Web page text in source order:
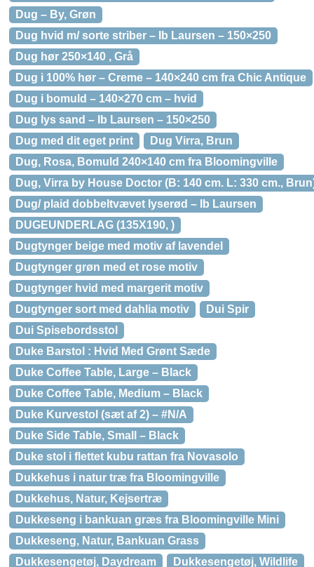
Dug – By, Grøn
Dug hvid m/ sorte striber – Ib Laursen – 150×250
Dug hør 250×140 , Grå
Dug i 100% hør – Creme – 140×240 cm fra Chic Antique
Dug i bomuld – 140×270 cm – hvid
Dug lys sand – Ib Laursen – 150×250
Dug med dit eget print
Dug Virra, Brun
Dug, Rosa, Bomuld 240×140 cm fra Bloomingville
Dug, Virra by House Doctor (B: 140 cm. L: 330 cm.,
Dug/ plaid dobbeltvævet lyserød – Ib Laursen
DUGEUNDERLAG (135X190, )
Dugtynger beige med motiv af lavendel
Dugtynger grøn med et rose motiv
Dugtynger hvid med margerit motiv
Dugtynger sort med dahlia motiv
Dui Spir
Dui Spisebordsstol
Duke Barstol : Hvid Med Grønt Sæde
Duke Coffee Table, Large – Black
Duke Coffee Table, Medium – Black
Duke Kurvestol (sæt af 2) – #N/A
Duke Side Table, Small – Black
Duke stol i flettet kubu rattan fra Novasolo
Dukkehus i natur træ fra Bloomingville
Dukkehus, Natur, Kejsertræ
Dukkeseng i bankuan græs fra Bloomingville Mini
Dukkeseng, Natur, Bankuan Grass
Dukkesengetøj, Daydream
Dukkesengetøj, Wildlife